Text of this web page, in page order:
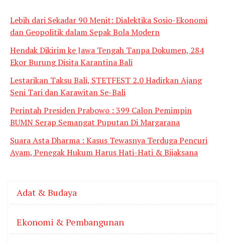
Lebih dari Sekadar 90 Menit: Dialektika Sosio-Ekonomi
dan Geopolitik dalam Sepak Bola Modern
Hendak Dikirim ke Jawa Tengah Tanpa Dokumen, 284
Ekor Burung Disita Karantina Bali
Lestarikan Taksu Bali, STETFEST 2.0 Hadirkan Ajang
Seni Tari dan Karawitan Se-Bali
Perintah Presiden Prabowo : 399 Calon Pemimpin
BUMN Serap Semangat Puputan Di Margarana
Suara Asta Dharma : Kasus Tewasnya Terduga Pencuri
Ayam, Penegak Hukum Harus Hati-Hati & Bijaksana
Adat & Budaya
Ekonomi & Pembangunan